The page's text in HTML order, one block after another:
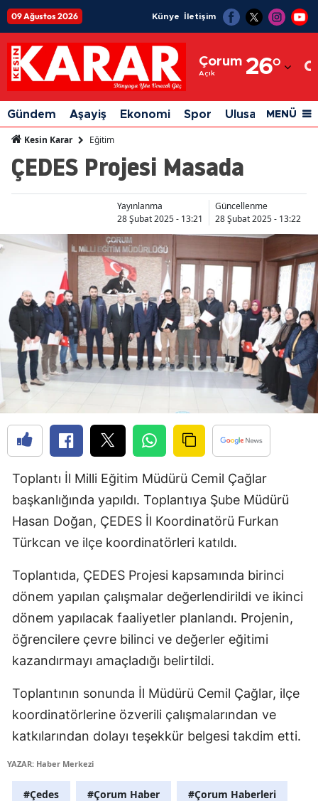
09 Ağustos 2026 Künye İletişim
Çorum
Açık 26°
Adıyaman
Afyonkarahisar
Ağrı
Amasya
Antalya
Aydın
Balıkesir
Bilecik
Bingöl
Bitlis
Bolu
Burdur
Bursa
Çanakkale
Çankırı
Çorum
Denizli
Diyarbakır
Erzincan
Erzurum
Gündem Aşayiş Ekonomi Spor Ulusal Siyaset
MENÜ
Kesin Karar Eğitim
ÇEDES Projesi Masada
Yayınlanma
28 Şubat 2025 - 13:21
Güncellenme
28 Şubat 2025 - 13:22
Toplantı İl Milli Eğitim Müdürü Cemil Çağlar
başkanlığında yapıldı. Toplantıya Şube Müdürü
Hasan Doğan, ÇEDES İl Koordinatörü Furkan
Türkcan ve ilçe koordinatörleri katıldı.
Toplantıda, ÇEDES Projesi kapsamında birinci
dönem yapılan çalışmalar değerlendirildi ve ikinci
dönem yapılacak faaliyetler planlandı. Projenin,
öğrencilere çevre bilinci ve değerler eğitimi
kazandırmayı amaçladığı belirtildi.
Toplantının sonunda İl Müdürü Cemil Çağlar, ilçe
koordinatörlerine özverili çalışmalarından ve
katkılarından dolayı teşekkür belgesi takdim etti.
YAZAR: Haber Merkezi
#Çedes #Çorum Haber #Çorum Haberleri